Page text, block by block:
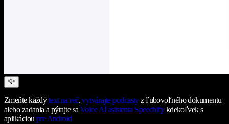
Zmeňte každýtext na reč,vytvárajte podcastyz ľubovoľného dokumentu
alebo zadania a pýtajte saVoice AI asistenta Speechifykdekoľvek s
aplikácioupre Android